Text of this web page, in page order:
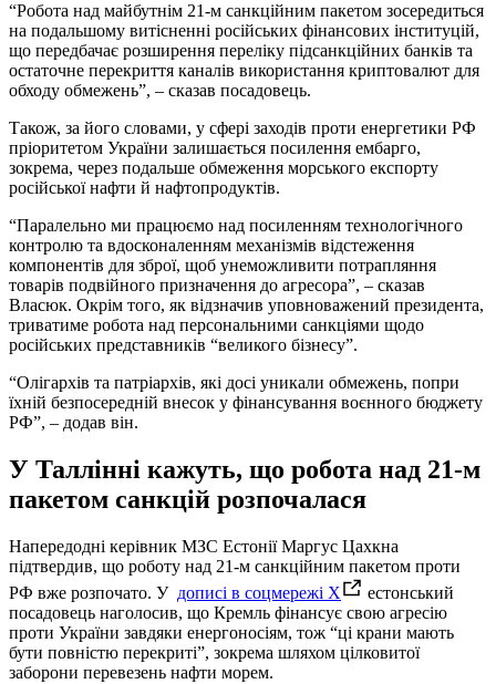
“Робота над майбутнім 21-м санкційним пакетом зосередиться
на подальшому витісненні російських фінансових інституцій,
що передбачає розширення переліку підсанкційних банків та
остаточне перекриття каналів використання криптовалют для
обходу обмежень”, – сказав посадовець.
Також, за його словами, у сфері заходів проти енергетики РФ
пріоритетом України залишається посилення ембарго,
зокрема, через подальше обмеження морського експорту
російської нафти й нафтопродуктів.
“Паралельно ми працюємо над посиленням технологічного
контролю та вдосконаленням механізмів відстеження
компонентів для зброї, щоб унеможливити потрапляння
товарів подвійного призначення до агресора”, – сказав
Власюк. Окрім того, як відзначив уповноважений президента,
триватиме робота над персональними санкціями щодо
російських представників “великого бізнесу”.
“Олігархів та патріархів, які досі уникали обмежень, попри
їхній безпосередній внесок у фінансування воєнного бюджету
РФ”, – додав він.
У Таллінні кажуть, що робота над 21-м
пакетом санкцій розпочалася
Напередодні керівник МЗС Естонії Маргус Цахкна
підтвердив, що роботу над 21-м санкційним пакетом проти
РФ вже розпочато. У дописі в соцмережі X
естонський
посадовець наголосив, що Кремль фінансує свою агресію
проти України завдяки енергоносіям, тож “ці крани мають
бути повністю перекриті”, зокрема шляхом цілковитої
заборони перевезень нафти морем.